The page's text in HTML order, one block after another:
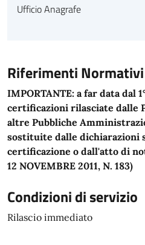
Ufficio Anagrafe
Riferimenti Normativi
IMPORTANTE: a far data dal
certificazioni rilasciate dalle
altre Pubbliche
sostituite dalle dichiarazioni
certificazione o dall'atto di
12 NOVEMBRE 2011, N. 183)
Condizioni di servizio
Rilascio immediato